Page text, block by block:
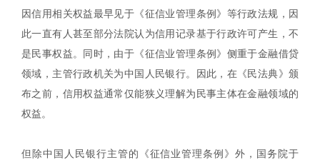
因信用相关权益最早见于《征信业管理条例》等行政法规，因
此一直有人甚至部分法院认为信用记录基于行政许可产生，不
是民事权益。同时，由于《征信业管理条例》侧重于金融借贷
领域，主管行政机关为中国人民银行。因此，在《民法典》颁
布之前，信用权益通常仅能狭义理解为民事主体在金融领域的
权益。
但除中国人民银行主管的《征信业管理条例》外，国务院于